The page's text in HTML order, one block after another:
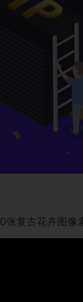
张复古花卉图像